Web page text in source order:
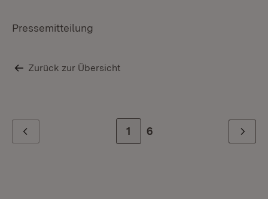
Pressemitteilung
Zurück zur Übersicht
Zur Seite
1 Zur letzten Seite
6 Weiter